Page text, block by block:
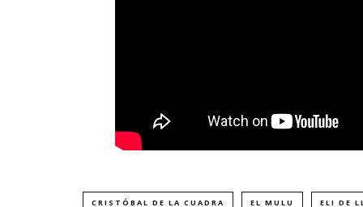
CRISTÓBAL DE LA CUADRA EL MULU ELI DE